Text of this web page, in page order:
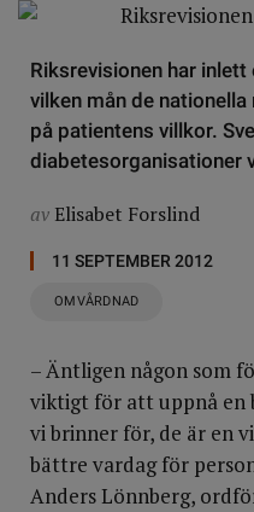
Riksrevisionen har
vilken mån de
på patientens villkor.
diabetesorganisationer
av Elisabet Forslind
11 SEPTEMBER 2012
OMVÅRDNAD
– Äntligen någon som
viktigt för att uppnå en
vi brinner för, de är en
bättre vardag för
Anders Lönnberg,